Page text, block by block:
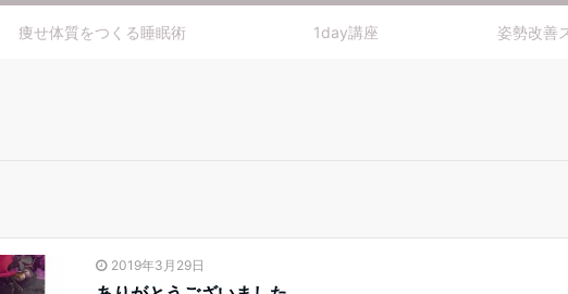
痩せ体質をつくる睡眠術 1day講座 姿勢改善
2019年3月29日